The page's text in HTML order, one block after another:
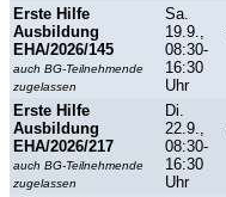
Erste Hilfe
Ausbildung
EHA/2026/145
auch BG-Teilnehmende
zugelassen
Sa.
19.9.,
08:30-
16:30
Uhr
Erste Hilfe
Ausbildung
EHA/2026/217
auch BG-Teilnehmende
zugelassen
Di.
22.9.,
08:30-
16:30
Uhr